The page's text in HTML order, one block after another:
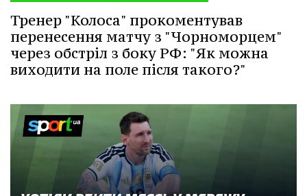
Тренер "Колоса" прокоментував
перенесення матчу з "Чорноморцем"
через обстріл з боку РФ: "Як можна
виходити на поле після такого?"